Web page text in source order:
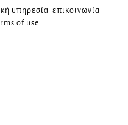
υπηρεσία επικοινωνία
of use